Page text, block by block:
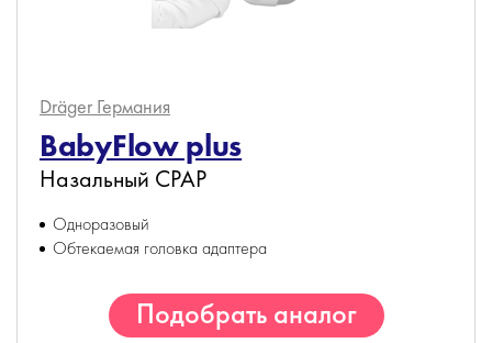
Dräger Германия
BabyFlow plus
Назальный CPAP
Одноразовый
Обтекаемая головка адаптера
Подобрать аналог